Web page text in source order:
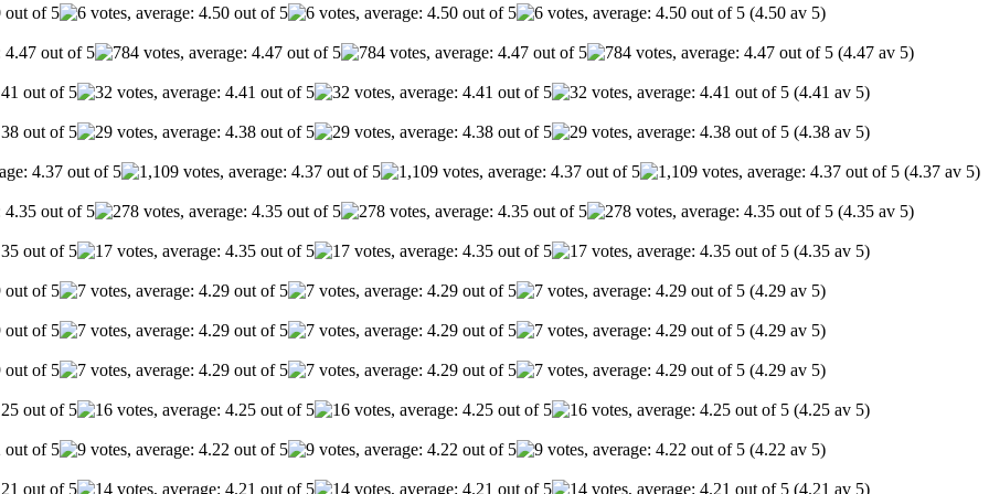
(4.50 av 5)
(4.47 av 5)
(4.41 av 5)
(4.38 av 5)
(4.37 av 5)
(4.35 av 5)
(4.35 av 5)
(4.29 av 5)
(4.29 av 5)
(4.29 av 5)
(4.25 av 5)
(4.22 av 5)
(4.21 av 5)